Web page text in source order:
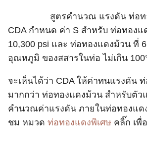
สูตรคํานวณ แรงดัน ท่อท
CDA กำหนด ค่า S สำหรับ ท่อทองแ
10,300 psi และ ท่อทองแดงม้วน ที่
อุณหภูมิ ของสสารในท่อ ไม่เกิน
จะเห็นได้ว่า CDA ให้ค่าทนแรงดัน
มากกว่า ท่อทองแดงม้วน สำหรับตัว
คำนวณค่าแรงดัน ภายในท่อทองแด
ชม หมวด ท่อทองแดงพิเศษ คลิ๊ก เพื่